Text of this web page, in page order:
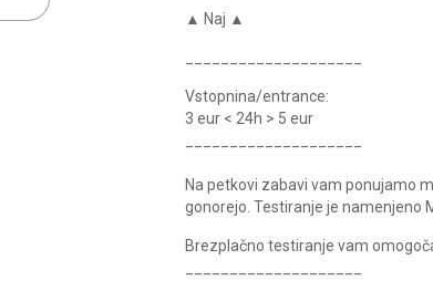
▲ Naj ▲
Vstopnina/entrance:
3 eur < 24h > 5 eur
Na petkovi zabavi vam ponujamo
gonorejo. Testiranje je namenjeno
Brezplačno testiranje vam